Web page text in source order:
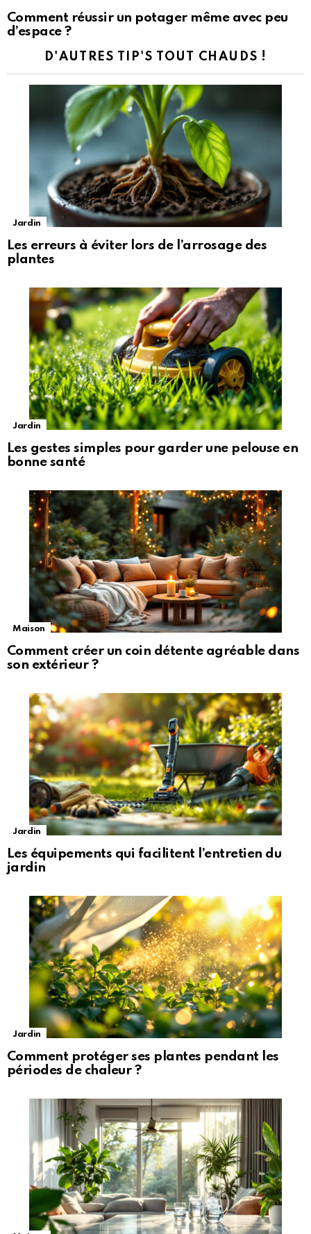
Comment réussir un potager même avec peu
d’espace ?
D'AUTRES TIP'S TOUT CHAUDS !
Jardin
Les erreurs à éviter lors de l’arrosage des
plantes
Jardin
Les gestes simples pour garder une pelouse en
bonne santé
Maison
Comment créer un coin détente agréable dans
son extérieur ?
Jardin
Les équipements qui facilitent l’entretien du
jardin
Jardin
Comment protéger ses plantes pendant les
périodes de chaleur ?